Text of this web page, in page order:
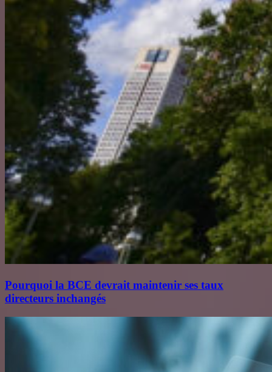
Pourquoi la BCE devrait maintenir ses taux
directeurs inchangés